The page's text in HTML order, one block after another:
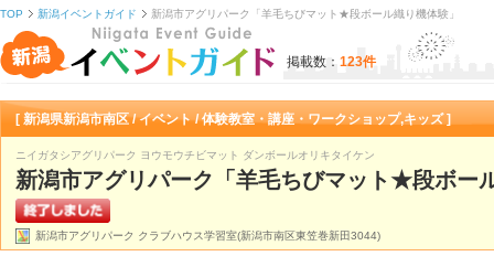
TOP 新潟イベントガイド 新潟市アグリパーク「羊毛ちびマット★段ボール織り機体験」
掲載数： 123件
[ 新潟県新潟市南区 / イベント / 体験教室・講座・ワークショップ,キッズ ]
ニイガタシアグリパーク ヨウモウチビマット ダンボールオリキタイケン
新潟市アグリパーク「羊毛ちびマット★段ボー
新潟市アグリパーク クラブハウス学習室(新潟市南区東笠巻新田3044)